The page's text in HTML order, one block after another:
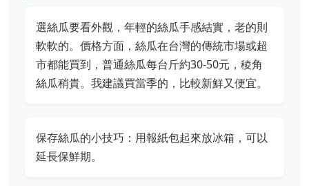
選絲瓜要看外觀，年輕的絲瓜手感結實，老的則
軟軟的。價格方面，絲瓜在台灣的傳統市場或超
市都能買到，普通絲瓜每台斤約30-50元，稜角
絲瓜稍貴。我建議買當季的，比較新鮮又便宜。
保存絲瓜的小技巧：用報紙包起來放冰箱，可以
延長保鮮期。